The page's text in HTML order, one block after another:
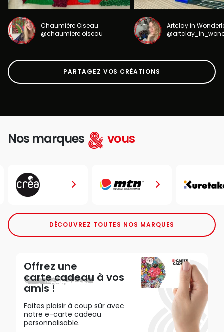
Chaumière Oiseau
@chaumiere.oiseau
Artclay in
PARTAGEZ VOS CRÉATIONS
Nos marques vous
DÉCOUVREZ TOUTES NOS MARQUES
Offrez une
carte cadeau à vos
amis !
Faites plaisir à coup sûr avec
notre e-carte cadeau
personnalisable.